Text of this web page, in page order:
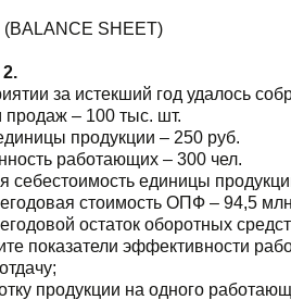
SHEET)
за истекший год удалось
– 100 тыс. шт.
продукции – 250 pyб.
работающих – 300 чел.
себестоимость единицы
стоимость ОПФ – 94,5
остаток оборотных
показатели эффективности
продукции на одного